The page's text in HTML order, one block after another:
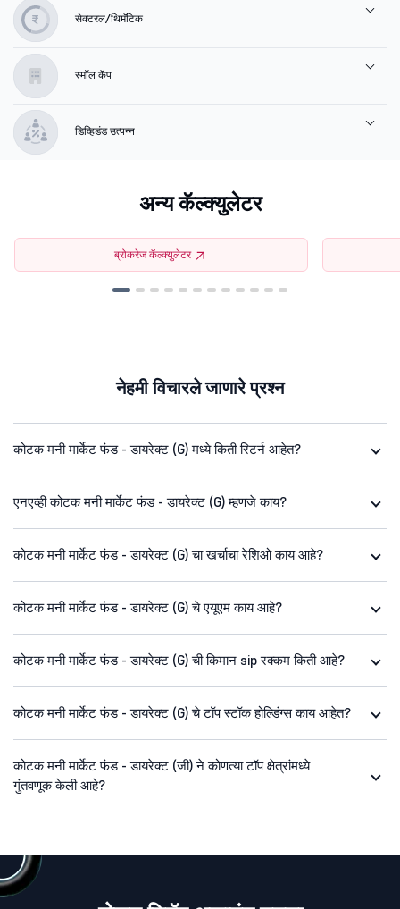
सेक्टरल/थिमॅटिक
स्मॉल कॅप
डिव्हिडंड उत्पन्न
अन्य कॅल्क्युलेटर
ब्रोकरेज कॅल्क्युलेटर
नेहमी विचारले जाणारे प्रश्न
कोटक मनी मार्केट फंड - डायरेक्ट (G) मध्ये किती रिटर्न आहेत?
एनएव्ही कोटक मनी मार्केट फंड - डायरेक्ट (G) म्हणजे काय?
कोटक मनी मार्केट फंड - डायरेक्ट (G) चा खर्चाचा रेशिओ काय आहे?
कोटक मनी मार्केट फंड - डायरेक्ट (G) चे एयूएम काय आहे?
कोटक मनी मार्केट फंड - डायरेक्ट (G) ची किमान sip रक्कम किती आहे?
कोटक मनी मार्केट फंड - डायरेक्ट (G) चे टॉप स्टॉक होल्डिंग्स काय आहेत?
कोटक मनी मार्केट फंड - डायरेक्ट (जी) ने कोणत्या टॉप क्षेत्रांमध्ये
गुंतवणूक केली आहे?